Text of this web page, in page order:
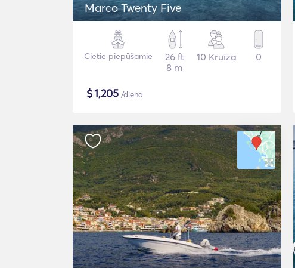
Marco Twenty Five
Cietie piepūšamie
26 ft
8 m
10 Kruīza 0
$1,205 /diena